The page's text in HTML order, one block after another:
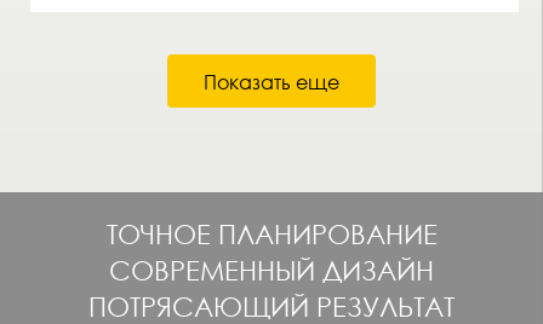
Показать еще
ТОЧНОЕ ПЛАНИРОВАНИЕ
СОВРЕМЕННЫЙ ДИЗАЙН
ПОТРЯСАЮЩИЙ РЕЗУЛЬТАТ